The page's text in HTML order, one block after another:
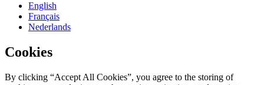
English
Français
Nederlands
Cookies
By clicking “Accept All Cookies”, you agree to the storing of